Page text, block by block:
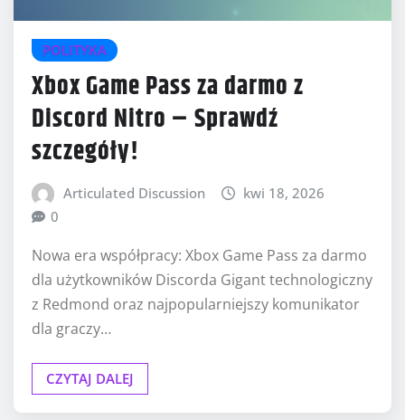
POLITYKA
Xbox Game Pass za darmo z
Discord Nitro – Sprawdź
szczegóły!
Articulated Discussion
kwi 18, 2026
0
Nowa era współpracy: Xbox Game Pass za darmo
dla użytkowników Discorda Gigant technologiczny
z Redmond oraz najpopularniejszy komunikator
dla graczy…
CZYTAJ DALEJ